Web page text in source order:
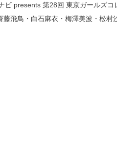
ビ presents 第28回 東京ガールズコ
飛鳥・白石麻衣・梅澤美波・松村